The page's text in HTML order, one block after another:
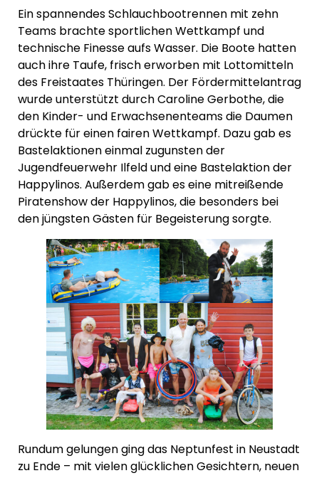
Ein spannendes Schlauchbootrennen mit zehn
Teams brachte sportlichen Wettkampf und
technische Finesse aufs Wasser. Die Boote hatten
auch ihre Taufe, frisch erworben mit Lottomitteln
des Freistaates Thüringen. Der Fördermittelantrag
wurde unterstützt durch Caroline Gerbothe, die
den Kinder- und Erwachsenenteams die Daumen
drückte für einen fairen Wettkampf. Dazu gab es
Bastelaktionen einmal zugunsten der
Jugendfeuerwehr Ilfeld und eine Bastelaktion der
Happylinos. Außerdem gab es eine mitreißende
Piratenshow der Happylinos, die besonders bei
den jüngsten Gästen für Begeisterung sorgte.
Rundum gelungen ging das Neptunfest in Neustadt
zu Ende – mit vielen glücklichen Gesichtern, neuen